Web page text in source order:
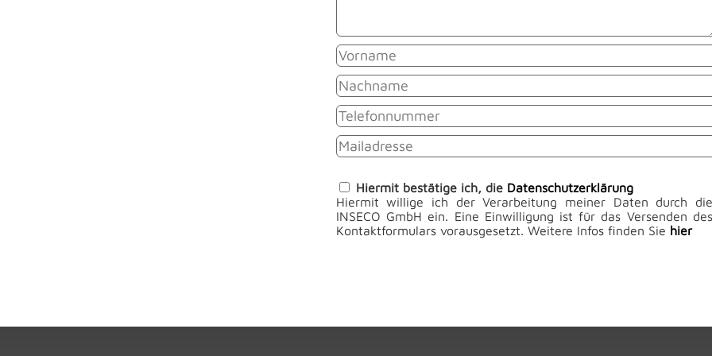
Hiermit bestätige ich, die Datenschutzerklärung
Hiermit willige ich der Verarbeitung meiner Daten durch die
INSECO GmbH ein. Eine Einwilligung ist für das Versenden des
Kontaktformulars vorausgesetzt. Weitere Infos finden Sie hier